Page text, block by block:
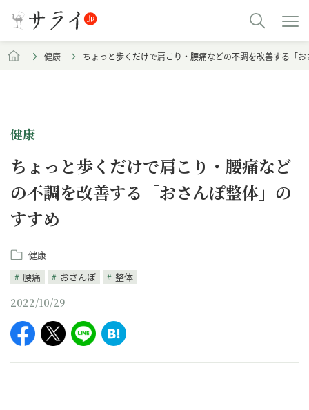
健康 ちょっと歩くだけで肩こり・腰痛などの不調を改善する「
健康
ちょっと歩くだけで肩こり・腰痛など
の不調を改善する「おさんぽ整体」の
すすめ
健康
腰痛
おさんぽ 整体
2022/10/29